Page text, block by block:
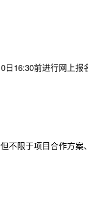
16:30前进行网上报
限于项目合作方案